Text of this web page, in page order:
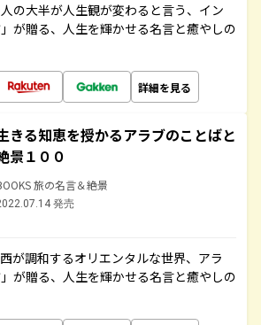
の大半が人生観が変わると言う、イン
が贈る、人生を輝かせる名言と癒やしの
詳細を見る
きる知恵を授かるアラブのことばと
景１００
旅の名言＆絶景
発売
が調和するオリエンタルな世界、アラ
が贈る、人生を輝かせる名言と癒やしの